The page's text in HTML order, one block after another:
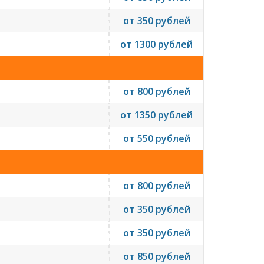
от 350 рублей
от 1300 рублей
от 800 рублей
от 1350 рублей
от 550 рублей
от 800 рублей
от 350 рублей
от 350 рублей
от 850 рублей